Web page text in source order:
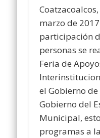
marzo de
participación
personas se
Feria de
el Gobierno
Gobierno del
Municipal,
programas a